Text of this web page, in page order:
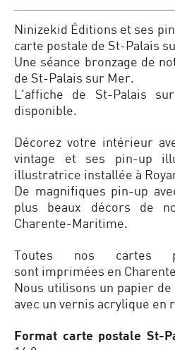
Ninizekid Éditions et ses
carte postale de St-Palais
Une séance bronzage de
de St-Palais sur Mer.
L'affiche de St-Palais
disponible.
Décorez votre intérieur
vintage et ses pin-up
illustratrice installée à
De magnifiques pin-up
plus beaux décors de
Charente-Maritime.
Toutes nos cartes
sont imprimées en
Nous utilisons un papier
avec un vernis acrylique en
Format carte postale St-